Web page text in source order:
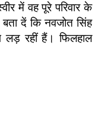
में वह पूरे परिवार के
दें कि नवजोत सिंह
लड़ रहीं हैं। फिलहाल